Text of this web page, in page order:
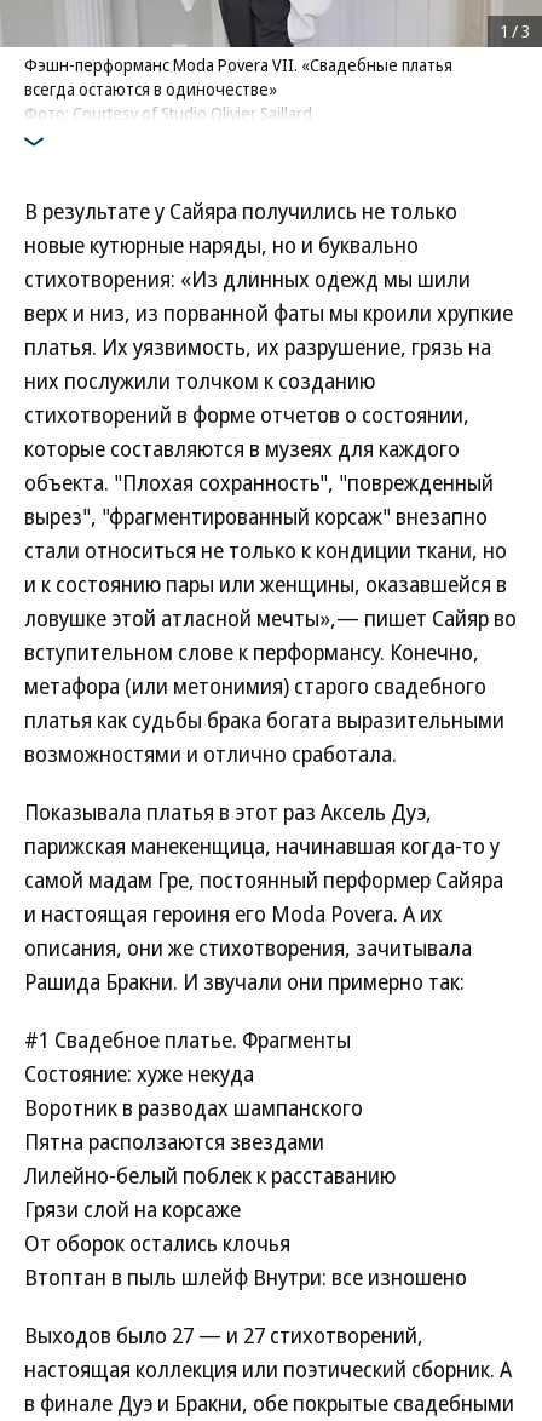
Фэшн-перформанс Moda Povera VII. «Свадебные платья
всегда остаются в одиночестве»
Фото: Courtesy of Studio Olivier Saillard
1 /3
В результате у Сайяра получились не только
новые кутюрные наряды, но и буквально
стихотворения: «Из длинных одежд мы шили
верх и низ, из порванной фаты мы кроили хрупкие
платья. Их уязвимость, их разрушение, грязь на
них послужили толчком к созданию
стихотворений в форме отчетов о состоянии,
которые составляются в музеях для каждого
объекта. "Плохая сохранность", "поврежденный
вырез", "фрагментированный корсаж" внезапно
стали относиться не только к кондиции ткани, но
и к состоянию пары или женщины, оказавшейся в
ловушке этой атласной мечты»,— пишет Сайяр во
вступительном слове к перформансу. Конечно,
метафора (или метонимия) старого свадебного
платья как судьбы брака богата выразительными
возможностями и отлично сработала.
Показывала платья в этот раз Аксель Дуэ,
парижская манекенщица, начинавшая когда-то у
самой мадам Гре, постоянный перформер Сайяра
и настоящая героиня его Moda Povera. А их
описания, они же стихотворения, зачитывала
Рашида Бракни. И звучали они примерно так:
#1 Свадебное платье. Фрагменты
Состояние: хуже некуда
Воротник в разводах шампанского
Пятна расползаются звездами
Лилейно-белый поблек к расставанию
Грязи слой на корсаже
От оборок остались клочья
Втоптан в пыль шлейф Внутри: все изношено
Выходов было 27 — и 27 стихотворений,
настоящая коллекция или поэтический сборник. А
в финале Дуэ и Бракни, обе покрытые свадебными